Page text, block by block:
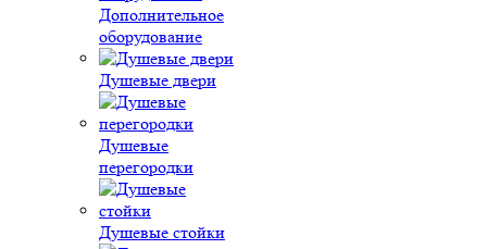
Дополнительное
оборудование
Душевые двери
Душевые
перегородки
Душевые стойки